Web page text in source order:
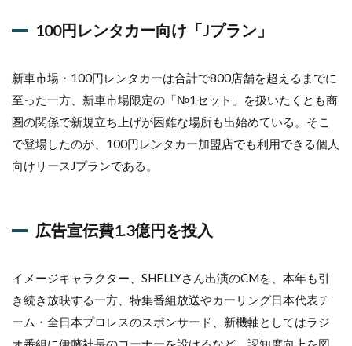
100円レンタカー向け「Jプラン」
新車市場・100円レンタカーは合計で800店舗を超えるまでに
至った一方、新車市場限定の「№1セット」を扱いたくとも商
圏の関係で新規立ち上げが困難な場所も出始めている。そこ
で登場したのが、100円レンタカー加盟店でも利用できる個人
向けリースJプランである。
広告宣伝費1.3億円を投入
イメージキャラクター、SHELLYさん出演のCMを、本年も引
き続き放映する一方、特集番組放送やカーリング日本代表チ
ーム・全日本プロレスのスポンサード、新機軸としてはラジ